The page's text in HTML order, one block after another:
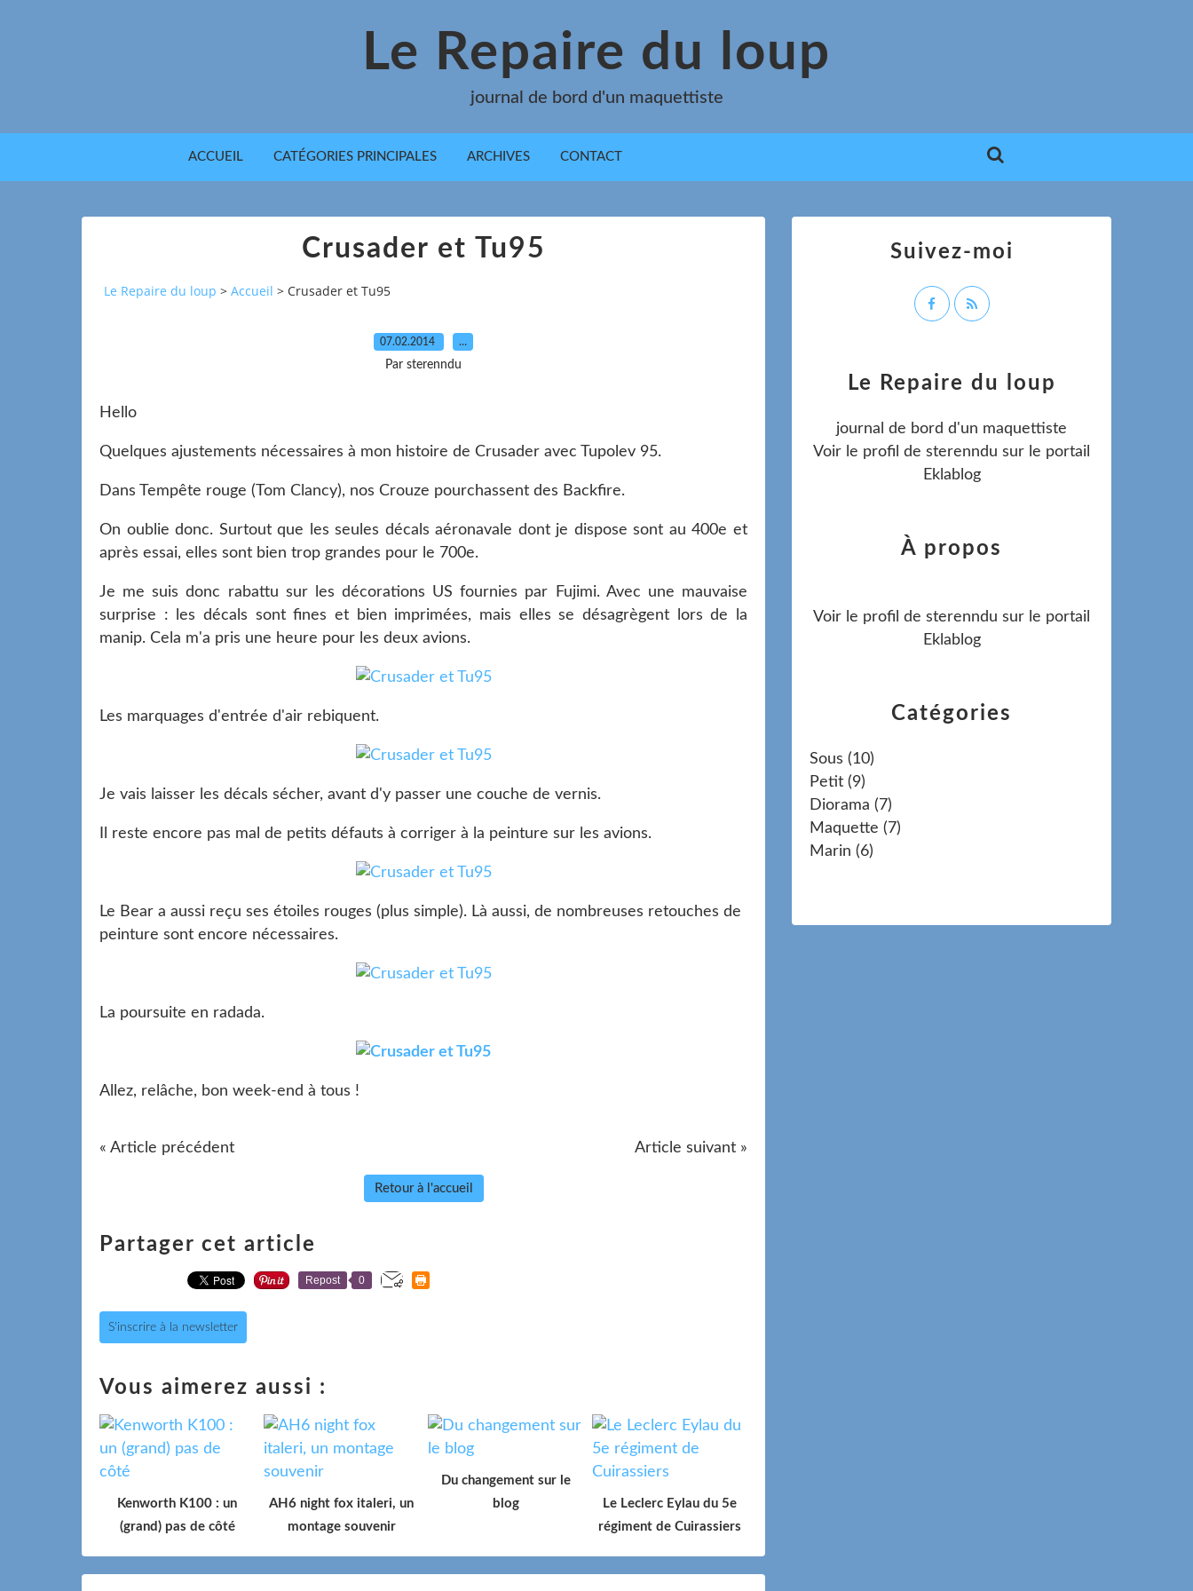
Le Repaire du loup
journal de bord d'un maquettiste
ACCUEIL CATÉGORIES PRINCIPALES ARCHIVES CONTACT
Crusader et Tu95
Le Repaire du loup > Accueil > Crusader et Tu95
07.02.2014 …
Par sterenndu
Hello
Quelques ajustements nécessaires à mon histoire de Crusader avec Tupolev 95.
Dans Tempête rouge (Tom Clancy), nos Crouze pourchassent des Backfire.
On oublie donc. Surtout que les seules décals aéronavale dont je dispose sont au 400e et
après essai, elles sont bien trop grandes pour le 700e.
Je me suis donc rabattu sur les décorations US fournies par Fujimi. Avec une mauvaise
surprise : les décals sont fines et bien imprimées, mais elles se désagrègent lors de la
manip. Cela m'a pris une heure pour les deux avions.
Les marquages d'entrée d'air rebiquent.
Je vais laisser les décals sécher, avant d'y passer une couche de vernis.
Il reste encore pas mal de petits défauts à corriger à la peinture sur les avions.
Le Bear a aussi reçu ses étoiles rouges (plus simple). Là aussi, de nombreuses retouches de
peinture sont encore nécessaires.
La poursuite en radada.
Allez, relâche, bon week-end à tous !
« Article précédent Article suivant »
Retour à l'accueil
Partager cet article
Repost 0
S'inscrire à la newsletter
Vous aimerez aussi :
Kenworth K100 : un
(grand) pas de côté
AH6 night fox italeri, un
montage souvenir
Du changement sur le
blog
Le Leclerc Eylau du 5e
régiment de Cuirassiers
Catégories
Sous (10)
Petit (9)
Diorama (7)
Maquette (7)
Marin (6)
Le Repaire du loup
journal de bord d'un maquettiste
Voir le profil de sterenndu sur le portail
Eklablog
Suivez-moi
À propos
Voir le profil de sterenndu sur le portail
Eklablog